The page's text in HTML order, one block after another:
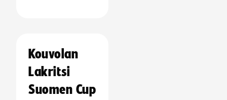
Kouvolan
Lakritsi
Suomen Cup